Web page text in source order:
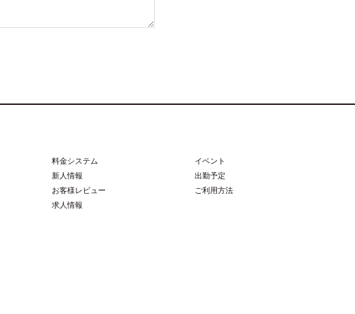
料金システム
イベント
新人情報
出勤予定
お客様レビュー
ご利用方法
求人情報